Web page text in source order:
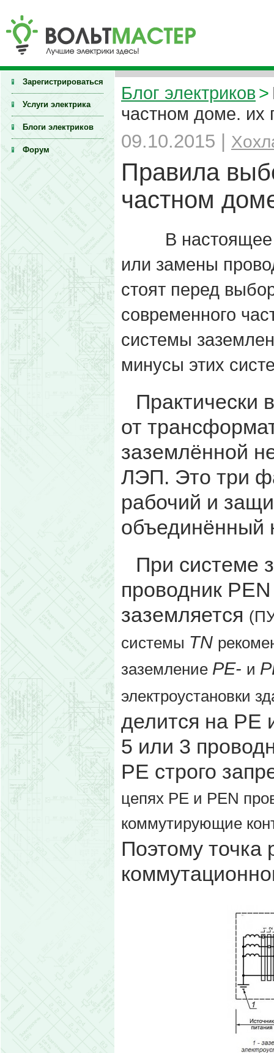
Зарегистрироваться
Услуги электрика
Блоги электриков
Форум
Блог электриков>
частном доме.
09.10.2015 |
Правила
частном
В
или замены
стоят перед
современного
системы
минусы этих
Практически
от
заземлённой
ЛЭП. Это три
рабочий и
объединённый
При системе
проводник
заземляется
системы TN
заземление РЕ- и
электроустановки
делится на PE
5 или 3
PE строго
цепях РЕ и РЕN
коммутирующие
Поэтому точка